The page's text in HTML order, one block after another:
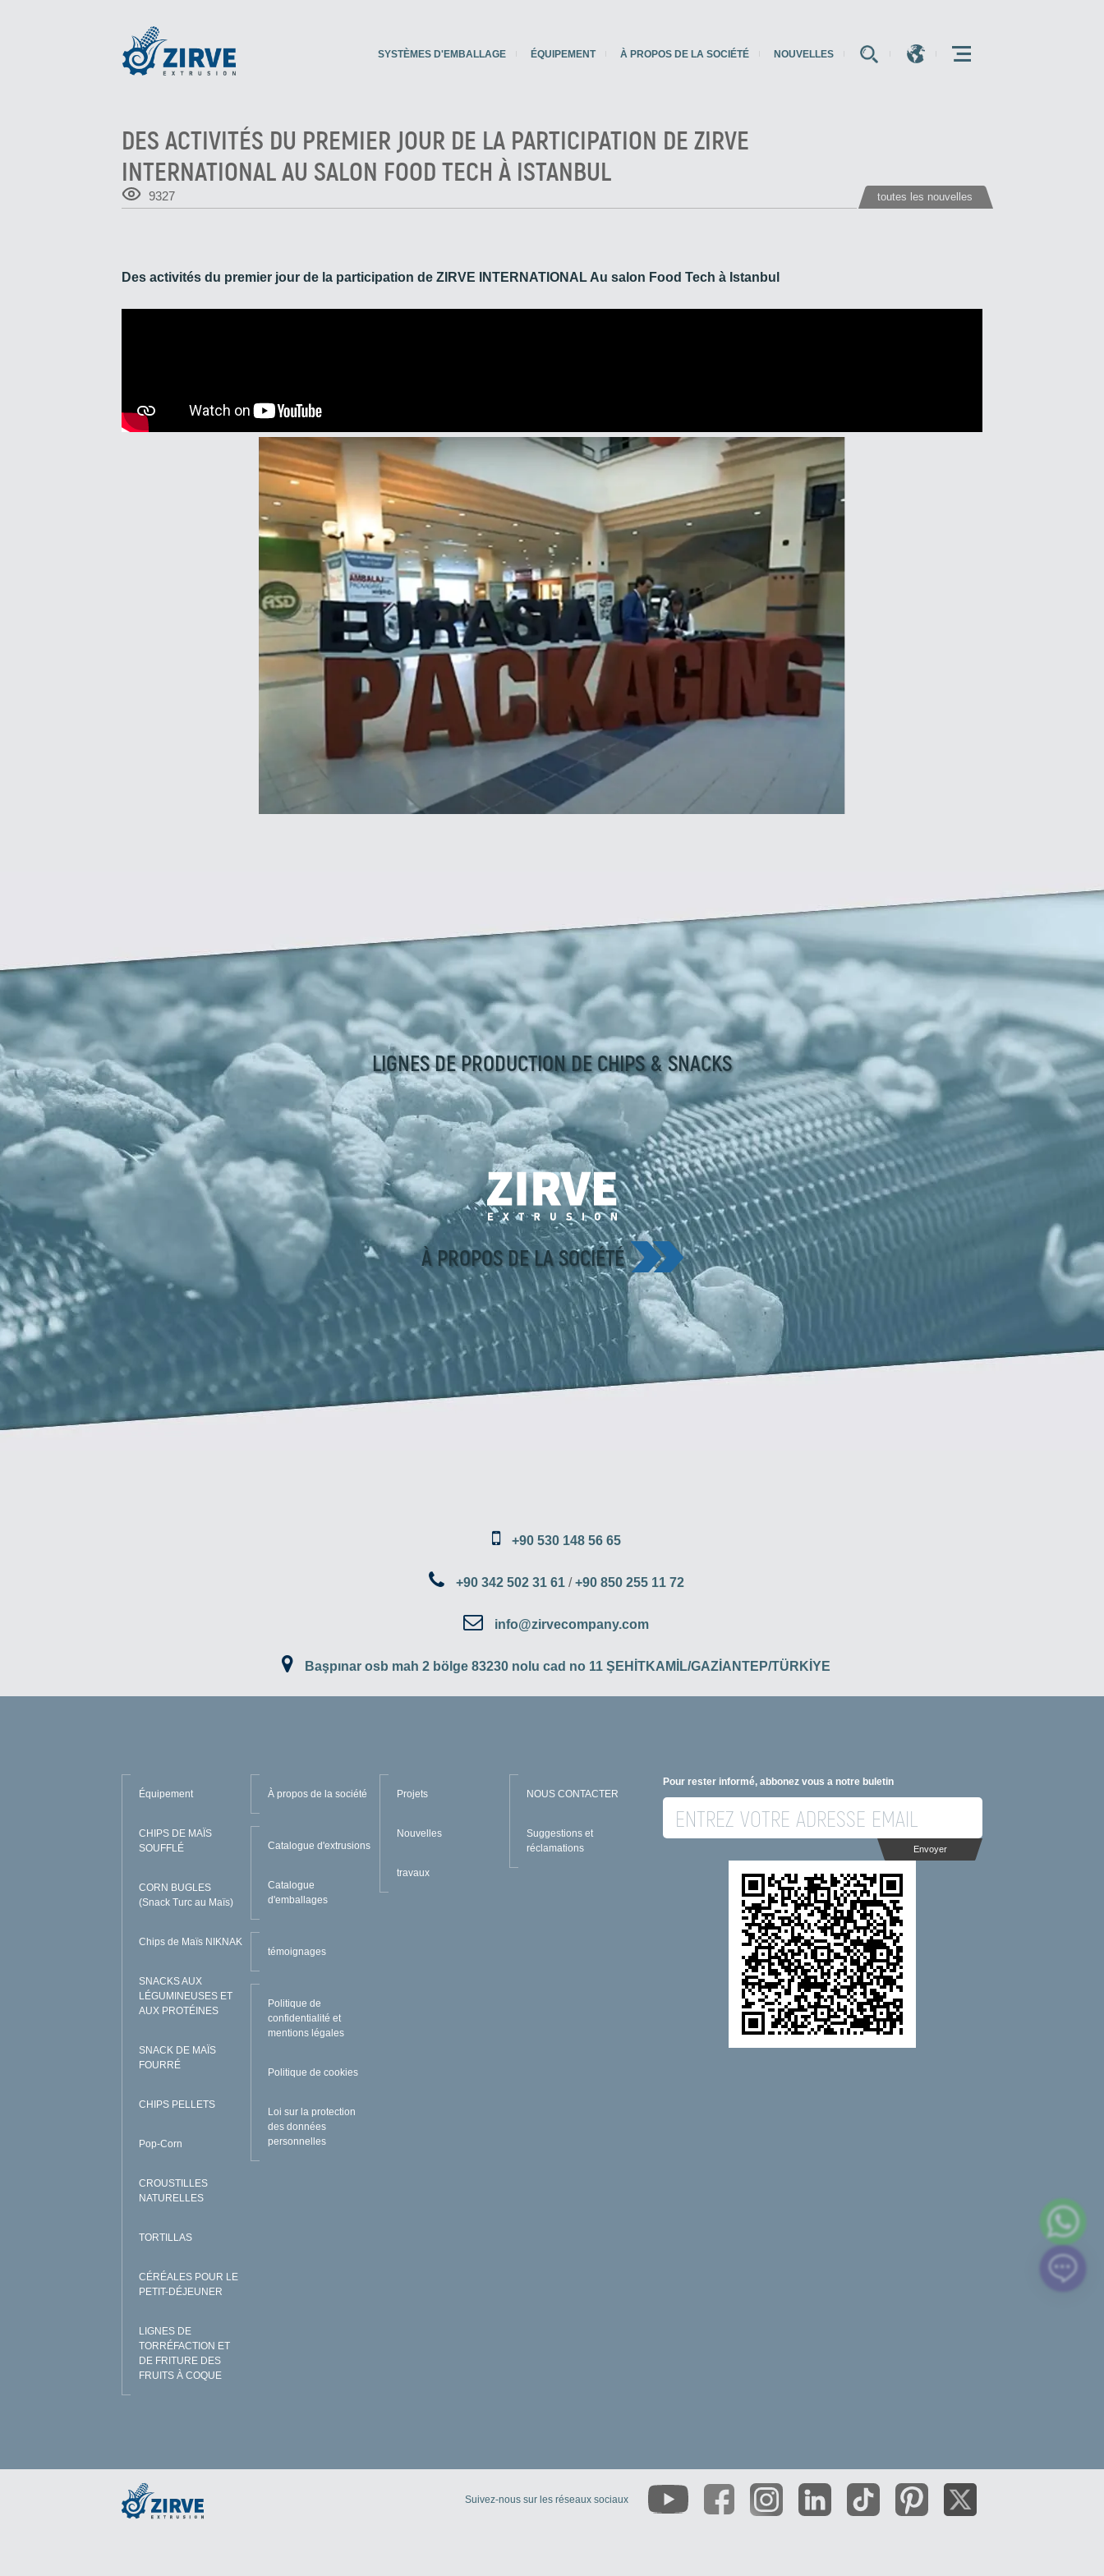
SYSTÈMES D'EMBALLAGE ÉQUIPEMENT À PROPOS DE LA SOCIÉTÉ NOUVELLES E E E
DES ACTIVITÉS DU PREMIER JOUR DE LA PARTICIPATION DE ZIRVE
INTERNATIONAL AU SALON FOOD TECH À ISTANBUL
9327 toutes les nouvelles
Des activités du premier jour de la participation de ZIRVE INTERNATIONAL Au salon Food Tech à Istanbul
LIGNES DE PRODUCTION DE CHIPS & SNACKS
À PROPOS DE LA SOCIÉTÉ
+90 530 148 56 65
+90 342 502 31 61/+90 850 255 11 72
info@zirvecompany.com
Başpınar osb mah 2 bölge 83230 nolu cad no 11 ŞEHİTKAMİL/GAZİANTEP/TÜRKİYE
Équipement
CHIPS DE MAÏS
SOUFFLÉ
CORN BUGLES
(Snack Turc au Maïs)
Chips de Maïs NIKNAK
SNACKS AUX
LÉGUMINEUSES ET
AUX PROTÉINES
SNACK DE MAÏS
FOURRÉ
CHIPS PELLETS
Pop-Corn
CROUSTILLES
NATURELLES
TORTILLAS
CÉRÉALES POUR LE
PETIT-DÉJEUNER
LIGNES DE
TORRÉFACTION ET
DE FRITURE DES
FRUITS À COQUE
À propos de la société
Catalogue d'extrusions
Catalogue
d'emballages
témoignages
Politique de
confidentialité et
mentions légales
Politique de cookies
Loi sur la protection
des données
personnelles
Projets
Nouvelles
travaux
NOUS CONTACTER
Suggestions et
réclamations
Pour rester informé, abbonez vous a notre buletin
Envoyer
Suivez-nous sur les réseaux sociaux